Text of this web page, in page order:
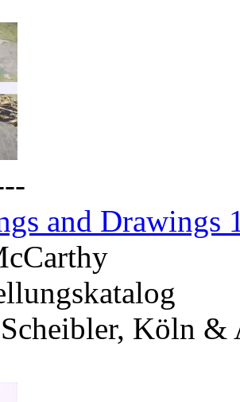
and Drawings
Köln &